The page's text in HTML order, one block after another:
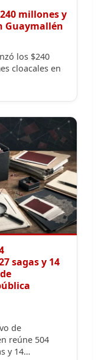
los $240
cloacales en
sagas y 14
de
reúne 504
y 14…